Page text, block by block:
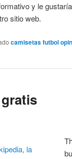
y le
sitio web.
camisetas futbol